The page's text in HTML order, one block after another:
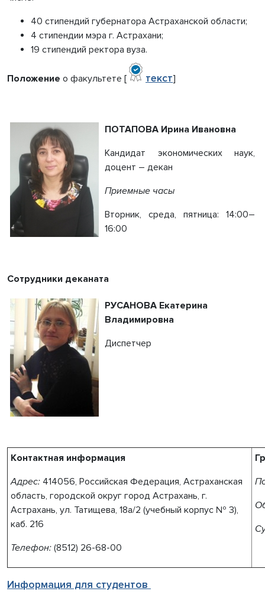
40 стипендий губернатора Астраханской области;
4 стипендии мэра г. Астрахани;
19 стипендий ректора вуза.
Положение о факультете [ текст]
ПОТАПОВА Ирина Ивановна
Кандидат экономических наук,
доцент – декан
Приемные часы
Вторник, среда, пятница: 14:00–
16:00
Сотрудники деканата
РУСАНОВА Екатерина
Владимировна
Диспетчер
Контактная информация
Адрес: 414056, Российская Федерация, Астраханская
область, городской округ город Астрахань, г.
Астрахань, ул. Татищева, 18а/2 (учебный корпус № 3),
каб. 216
Телефон: (8512) 26-68-00
Информация для студентов